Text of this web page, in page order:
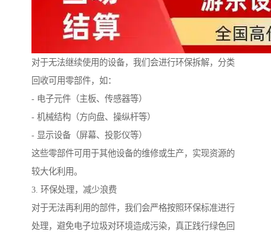
对于无法继续使用的设备，我们会进行环保拆解，分类
回收可用零部件，如：
- 电子元件（主板、传感器等）
- 机械结构（方向盘、操纵杆等）
- 显示设备（屏幕、投影仪等）
这些零部件可用于其他设备的维修或生产，实现资源的
较大化利用。
3. 环保处理，减少浪费
对于无法再利用的部件，我们会严格按照环保标准进行
处理，避免电子垃圾对环境造成污染，真正践行绿色回